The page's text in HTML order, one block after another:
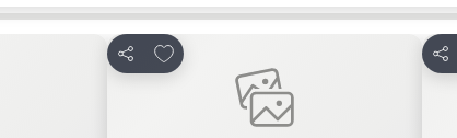
Del
Føj til favoritter
Del